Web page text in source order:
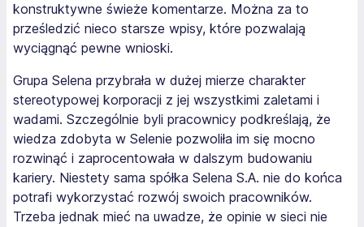
konstruktywne świeże komentarze. Można za to
prześledzić nieco starsze wpisy, które pozwalają
wyciągnąć pewne wnioski.
Grupa Selena przybrała w dużej mierze charakter
stereotypowej korporacji z jej wszystkimi zaletami i
wadami. Szczególnie byli pracownicy podkreślają, że
wiedza zdobyta w Selenie pozwoliła im się mocno
rozwinąć i zaprocentowała w dalszym budowaniu
kariery. Niestety sama spółka Selena S.A. nie do końca
potrafi wykorzystać rozwój swoich pracowników.
Trzeba jednak mieć na uwadze, że opinie w sieci nie